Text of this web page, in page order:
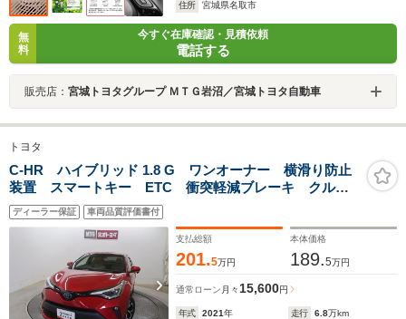
住所
宮城県名取市
無
料
今すぐ在庫確認・見積依頼
電話する
販売店： 宮城トヨタグループ ＭＴＧ岩沼／宮城トヨタ自動車
トヨタ
C-HR ハイブリッド 1.8 G ワンオーナー 横滑り防止
装置 スマートキー ETC 衝突軽減ブレーキ クルー
ズコントロール 先進ライト
ディーラー保証 車両品質評価書付
支払総額
201.5万円
本体価格
189.5万円
通常ローン 月々 15,600円
年式 2021年 走行 6.8万km